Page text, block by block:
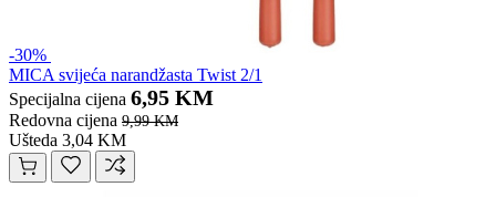
-30%
MICA svijeća narandžasta Twist 2/1
Specijalna cijena 6,95 KM
Redovna cijena 9,99 KM
Ušteda 3,04 KM